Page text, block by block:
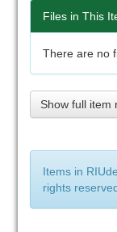
Files in This
There are no
Show full item
Items in
rights